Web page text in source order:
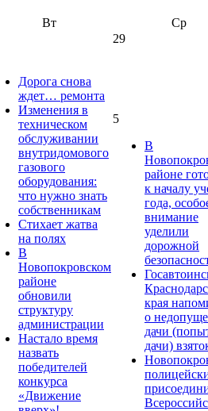
Вт
Ср
29
Дорога снова
ждет… ремонта
Изменения в
техническом
обслуживании
внутридомового
газового
оборудования:
что нужно знать
собственникам
Стихает жатва
на полях
В
Новопокровском
районе
обновили
структуру
администрации
Настало время
назвать
победителей
конкурса
«Движение
5
В
районе
к началу
года,
внимание
уделили
дорожной
края
о
дачи
дачи)